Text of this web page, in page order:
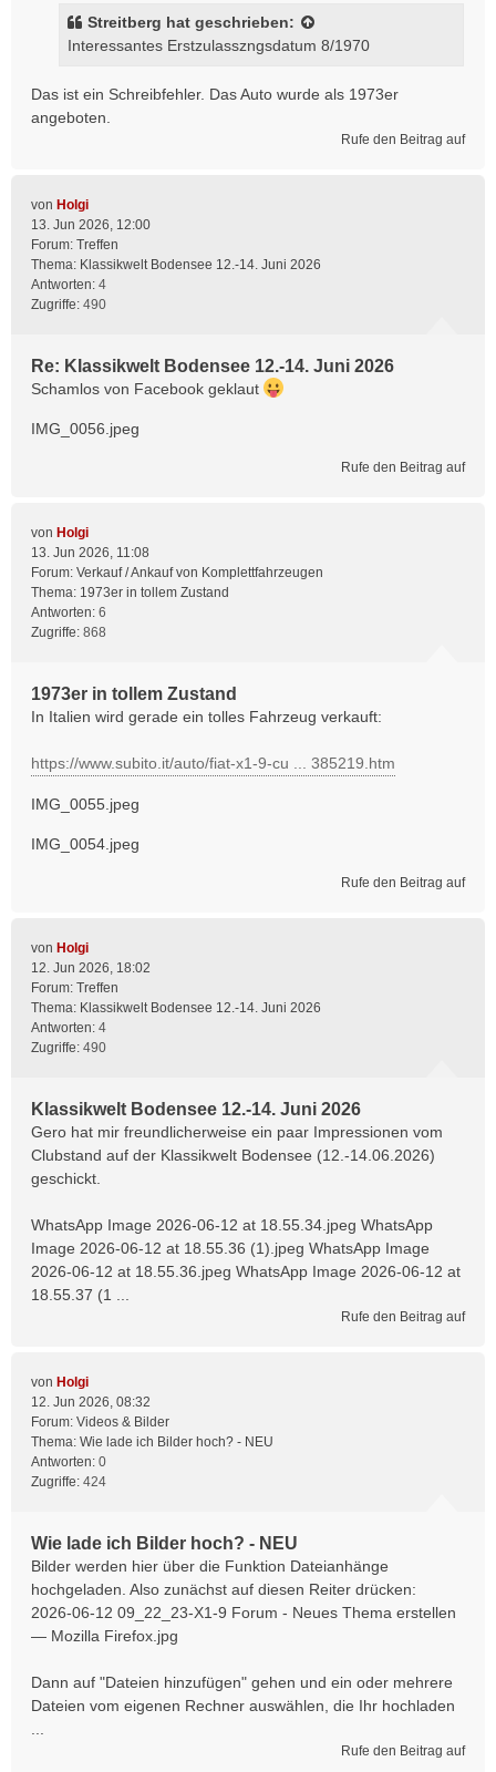
Streitberg hat geschrieben:
Interessantes Erstzulasszngsdatum 8/1970
Das ist ein Schreibfehler. Das Auto wurde als 1973er
angeboten.
Rufe den Beitrag auf
von Holgi
13. Jun 2026, 12:00
Forum: Treffen
Thema: Klassikwelt Bodensee 12.-14. Juni 2026
Antworten: 4
Zugriffe: 490
Re: Klassikwelt Bodensee 12.-14. Juni 2026
Schamlos von Facebook geklaut
IMG_0056.jpeg
Rufe den Beitrag auf
von Holgi
13. Jun 2026, 11:08
Forum: Verkauf / Ankauf von Komplettfahrzeugen
Thema: 1973er in tollem Zustand
Antworten: 6
Zugriffe: 868
1973er in tollem Zustand
In Italien wird gerade ein tolles Fahrzeug verkauft:
https://www.subito.it/auto/fiat-x1-9-cu ... 385219.htm
IMG_0055.jpeg
IMG_0054.jpeg
Rufe den Beitrag auf
von Holgi
12. Jun 2026, 18:02
Forum: Treffen
Thema: Klassikwelt Bodensee 12.-14. Juni 2026
Antworten: 4
Zugriffe: 490
Klassikwelt Bodensee 12.-14. Juni 2026
Gero hat mir freundlicherweise ein paar Impressionen vom
Clubstand auf der Klassikwelt Bodensee (12.-14.06.2026)
geschickt.
WhatsApp Image 2026-06-12 at 18.55.34.jpeg WhatsApp
Image 2026-06-12 at 18.55.36 (1).jpeg WhatsApp Image
2026-06-12 at 18.55.36.jpeg WhatsApp Image 2026-06-12 at
18.55.37 (1 ...
Rufe den Beitrag auf
von Holgi
12. Jun 2026, 08:32
Forum: Videos & Bilder
Thema: Wie lade ich Bilder hoch? - NEU
Antworten: 0
Zugriffe: 424
Wie lade ich Bilder hoch? - NEU
Bilder werden hier über die Funktion Dateianhänge
hochgeladen. Also zunächst auf diesen Reiter drücken:
2026-06-12 09_22_23-X1-9 Forum - Neues Thema erstellen
— Mozilla Firefox.jpg
Dann auf "Dateien hinzufügen" gehen und ein oder mehrere
Dateien vom eigenen Rechner auswählen, die Ihr hochladen
Rufe den Beitrag auf